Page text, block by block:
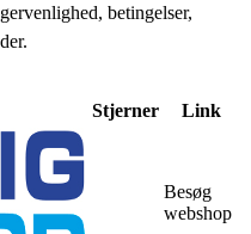
betingelser,
Stjerner Link
Besøg
webshop